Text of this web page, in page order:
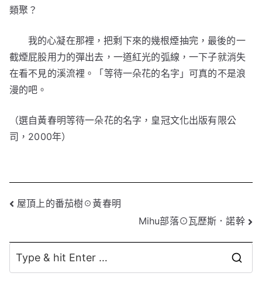
類聚？
我的心凝在那裡，把剩下來的幾根煙抽完，最後的一
截煙屁股用力的彈出去，一道紅光的弧線，一下子就消失
在看不見的溪流裡。「等待一朵花的名字」可真的不是浪
漫的吧。
（選自黃春明等待一朵花的名字，皇冠文化出版有限公
司，2000年）
文
導
覽
屋頂上的番茄樹☉黃春明
Mihu部落⊙瓦歷斯．諾幹